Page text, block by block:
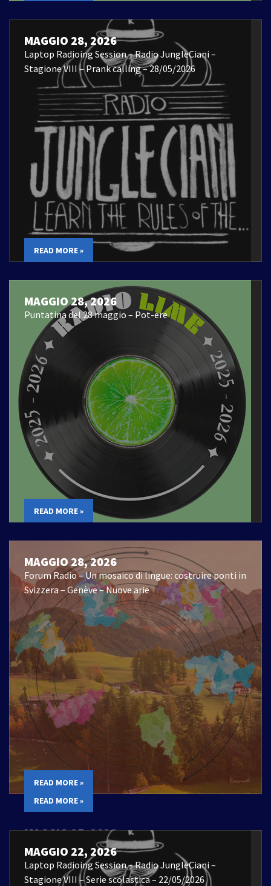
MAGGIO 28, 2026
Laptop Radioing Session – Radio JungleCiani –
Stagione VIII – Prank calling – 28/05/2026
READ MORE »
MAGGIO 28, 2026
Puntatina del 28 maggio – Pot-ere
READ MORE »
MAGGIO 28, 2026
Forum Radio – Un mosaico di lingue: costruire ponti in
Svizzera – Genève – Nuove arie
READ MORE »
MAGGIO 25, 2026
Laptop Radioing Session – 22/05/2026
READ MORE »
MAGGIO 22, 2026
Laptop Radioing Session – Radio JungleCiani –
Stagione VIII – Serie scolastica – 22/05/2026